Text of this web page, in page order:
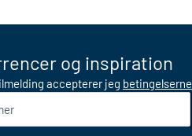
og inspiration
accepterer jeg betingelserne